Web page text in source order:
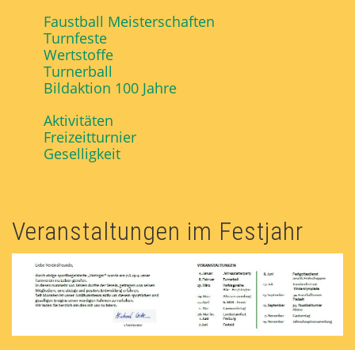
Faustball Meisterschaften
Turnfeste
Wertstoffe
Turnerball
Bildaktion 100 Jahre
Aktivitäten
Freizeitturnier
Geselligkeit
Veranstal­tungen im Festjahr